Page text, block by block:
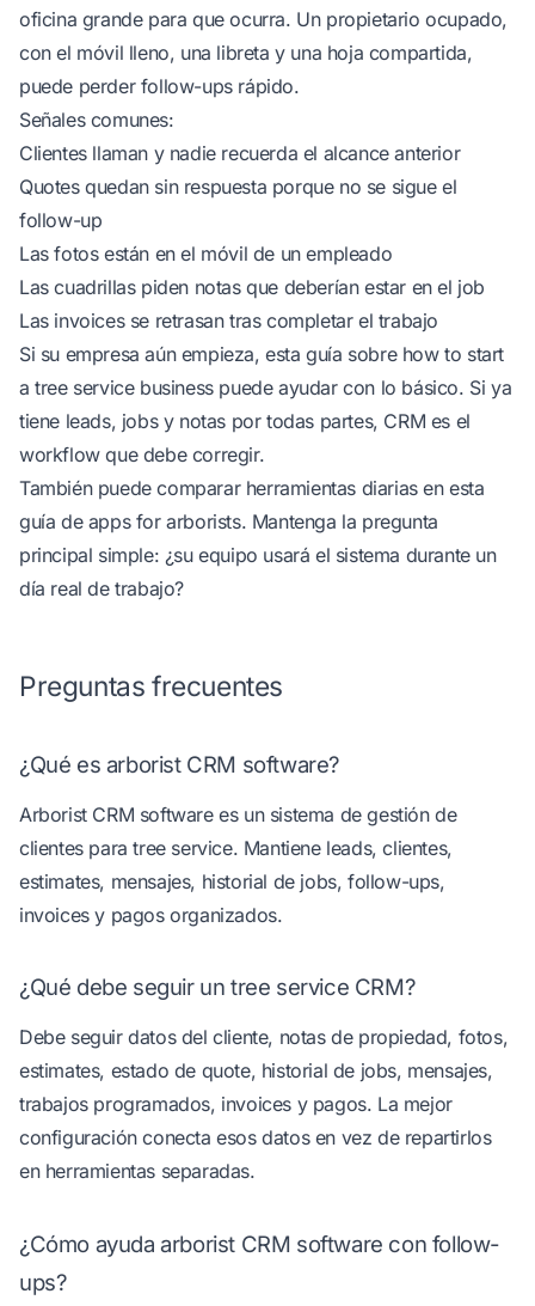
oficina grande para que ocurra. Un propietario ocupado,
con el móvil lleno, una libreta y una hoja compartida,
puede perder follow-ups rápido.
Señales comunes:
Clientes llaman y nadie recuerda el alcance anterior
Quotes quedan sin respuesta porque no se sigue el
follow-up
Las fotos están en el móvil de un empleado
Las cuadrillas piden notas que deberían estar en el job
Las invoices se retrasan tras completar el trabajo
Si su empresa aún empieza, esta guía sobre how to start
a tree service businesspuede ayudar con lo básico. Si ya
tiene leads, jobs y notas por todas partes, CRM es el
workflow que debe corregir.
También puede comparar herramientas diarias en esta
guía de apps for arborists. Mantenga la pregunta
principal simple: ¿su equipo usará el sistema durante un
día real de trabajo?
Preguntas frecuentes
¿Qué es arborist CRM software?
Arborist CRM software es un sistema de gestión de
clientes para tree service. Mantiene leads, clientes,
estimates, mensajes, historial de jobs, follow-ups,
invoices y pagos organizados.
¿Qué debe seguir un tree service CRM?
Debe seguir datos del cliente, notas de propiedad, fotos,
estimates, estado de quote, historial de jobs, mensajes,
trabajos programados, invoices y pagos. La mejor
configuración conecta esos datos en vez de repartirlos
en herramientas separadas.
¿Cómo ayuda arborist CRM software con follow-
ups?